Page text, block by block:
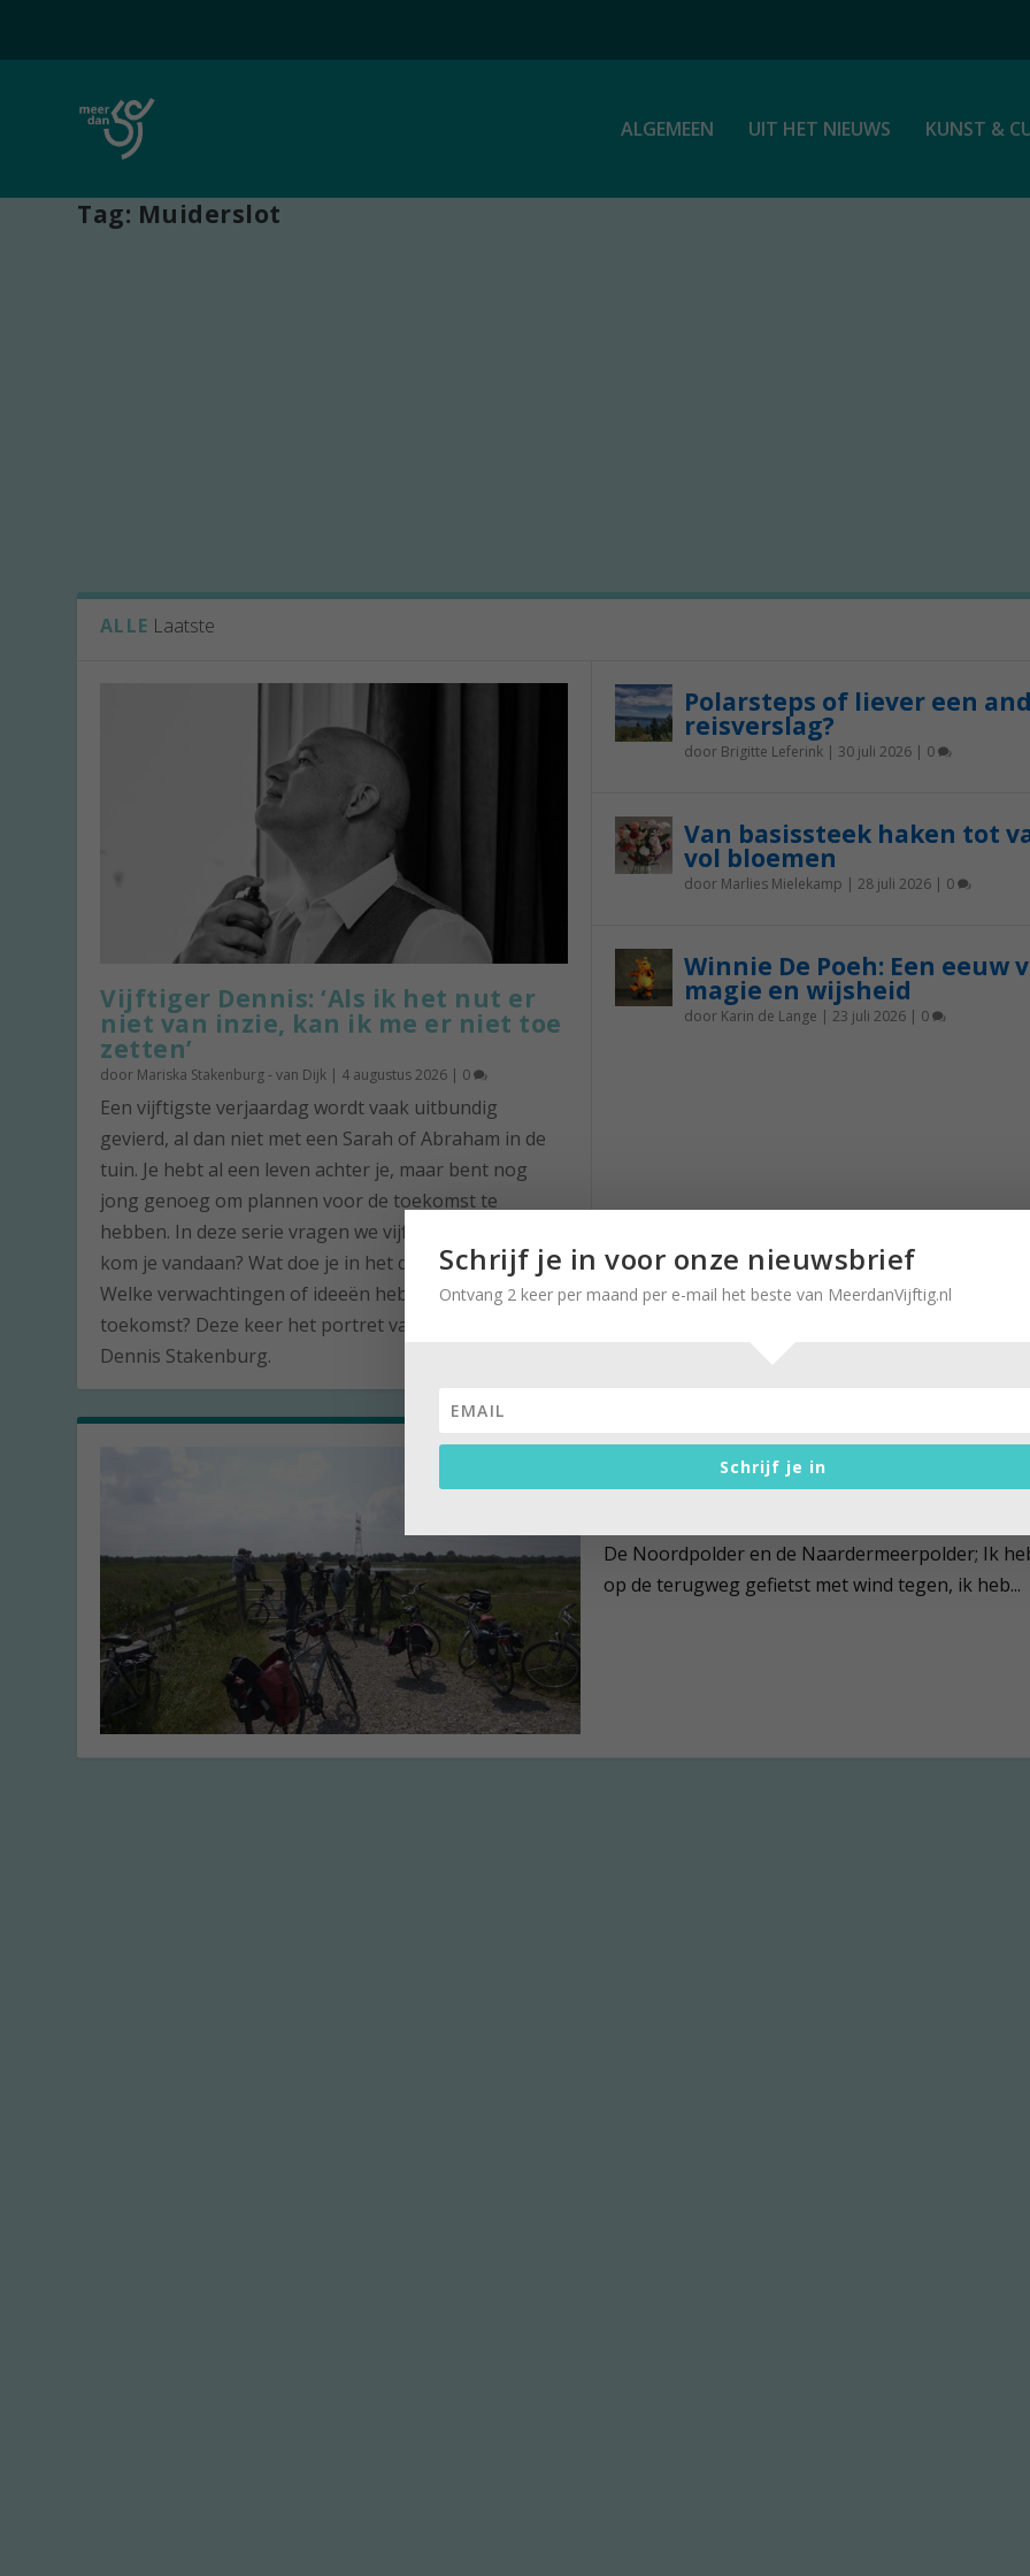
ALGEMEEN UIT HET NIEUWS KUNST &
Tag: Muiderslot
ALLE Laatste
Vijftiger Dennis: ‘Als ik het nut er
niet van inzie, kan ik me er niet toe
zetten’
door Mariska Stakenburg - van Dijk | 4 augustus 2026 | 0
Een vijftigste verjaardag wordt vaak uitbundig
gevierd, al dan niet met een Sarah of Abraham in de
tuin. Je hebt al een leven achter je, maar bent nog
jong genoeg om plannen voor de toekomst te
hebben. In deze serie vragen we vijftigjarigen: waar
kom je vandaan? Wat doe je in het dagelijks leven?
Welke verwachtingen of ideeën heb je voor de
toekomst? Deze keer het portret van de vijftiger
Dennis Stakenburg.
Polarsteps of liever een
reisverslag?
door Brigitte Leferink| 30 juli 2026| 0
Van basissteek haken tot
vol bloemen
door Marlies Mielekamp | 28 juli 2026| 0
Winnie De Poeh: Een eeuw
magie en wijsheid
door Karin de Lange | 23 juli 2026| 0
‘Onbekend’ stukje Gooi voor
fietsrondje
De Noordpolder en de Naardermeerpolder; Ik
op de terugweg gefietst met wind tegen, ik heb...
Schrijf je in voor onze nieuwsbrief
Ontvang 2 keer per maand per e-mail het beste van MeerdanVijftig.nl
Schrijf je in